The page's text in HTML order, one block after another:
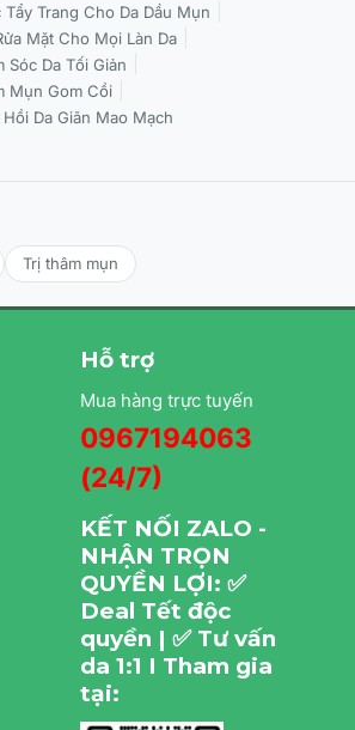
Tẩy Trang Cho Da Dầu Mụn
Mặt Cho Mọi Làn Da
Sóc Da Tối Giản
Mụn Gom Cồi
Hồi Da Giãn Mao Mạch
Trị thâm mụn
Hỗ trợ
Mua hàng trực tuyến
0967194063
(24/7)
KẾT NỐI ZALO -
NHẬN TRỌN
QUYỀN LỢI: ✅
Deal Tết độc
quyền | ✅ Tư vấn
da 1:1 I Tham gia
tại: